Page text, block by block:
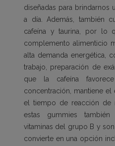
diseñadas para brindarnos
a día. Además, también
cafeína y taurina, por lo
complemento alimenticio
alta demanda energética,
trabajo, preparación de
que la cafeína
concentración, mantiene
el tiempo de reacción de
estas gummies
vitaminas del grupo B y
convierte en una opción